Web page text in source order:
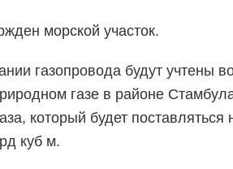
морской участок.
газопровода будут учтены
газе в районе
который будет поставляться
куб м.